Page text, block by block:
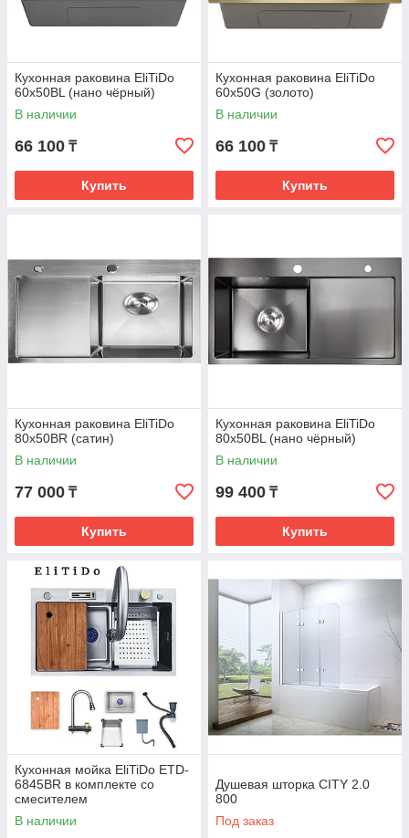
Кухонная раковина EliTiDo
60x50BL (нано чёрный)
В наличии
66 100 ₸
Купить
Кухонная раковина EliTiDo
60x50G (золото)
В наличии
66 100 ₸
Купить
Кухонная раковина EliTiDo
80x50BR (сатин)
В наличии
77 000 ₸
Купить
Кухонная раковина EliTiDo
80x50BL (нано чёрный)
В наличии
99 400 ₸
Купить
Кухонная мойка EliTiDo ETD-
6845BR в комплекте со
смесителем
В наличии
Душевая шторка CITY 2.0
800
Под заказ